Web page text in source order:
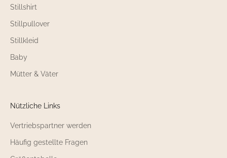
Stillshirt
Stillpullover
Stillkleid
Baby
Mütter & Väter
Nützliche Links
Vertriebspartner werden
Häufig gestellte Fragen